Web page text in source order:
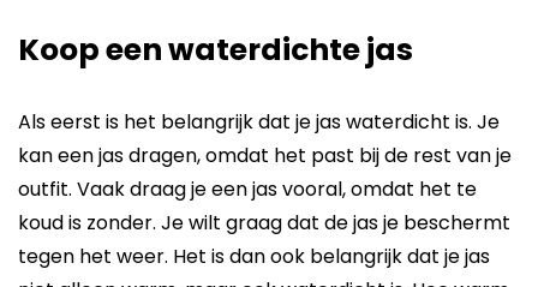
Koop een waterdichte jas
Als eerst is het belangrijk dat je jas waterdicht is. Je
kan een jas dragen, omdat het past bij de rest van je
outfit. Vaak draag je een jas vooral, omdat het te
koud is zonder. Je wilt graag dat de jas je beschermt
tegen het weer. Het is dan ook belangrijk dat je jas